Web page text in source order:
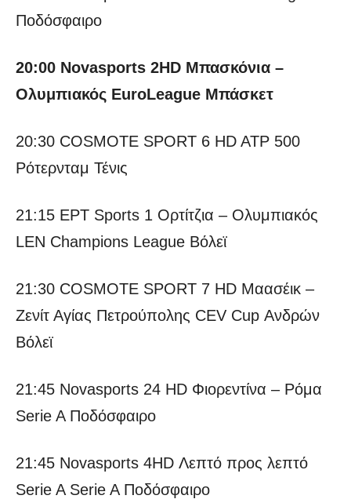
Ποδόσφαιρο
20:00 Novasports 2HD Μπασκόνια –
Ολυμπιακός EuroLeague Μπάσκετ
20:30 COSMOTE SPORT 6 HD ATP 500
Ρότερνταμ Τένις
21:15 ΕΡΤ Sports 1 Ορτίτζια – Ολυμπιακός
LEN Champions League Βόλεϊ
21:30 COSMOTE SPORT 7 HD Μαασέικ –
Ζενίτ Αγίας Πετρούπολης CEV Cup Ανδρών
Βόλεϊ
21:45 Novasports 24 HD Φιορεντίνα – Ρόμα
Serie A Ποδόσφαιρο
21:45 Novasports 4HD Λεπτό προς λεπτό
Serie A Serie A Ποδόσφαιρο